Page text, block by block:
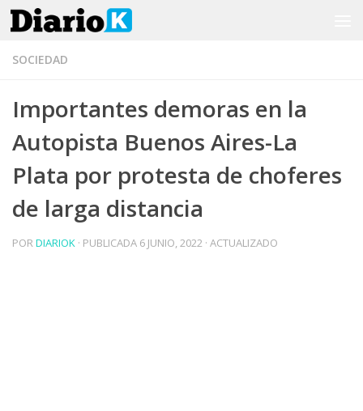
Saltar al contenido
SOCIEDAD
Importantes demoras en la
Autopista Buenos Aires-La
Plata por protesta de choferes
de larga distancia
PORDIARIOK · PUBLICADA 6 JUNIO, 2022 · ACTUALIZADO